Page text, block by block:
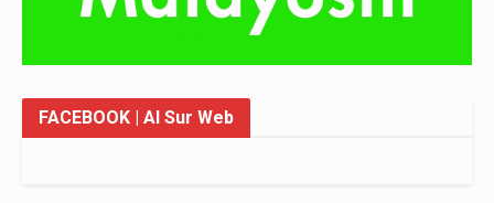
FACEBOOK | Al Sur Web